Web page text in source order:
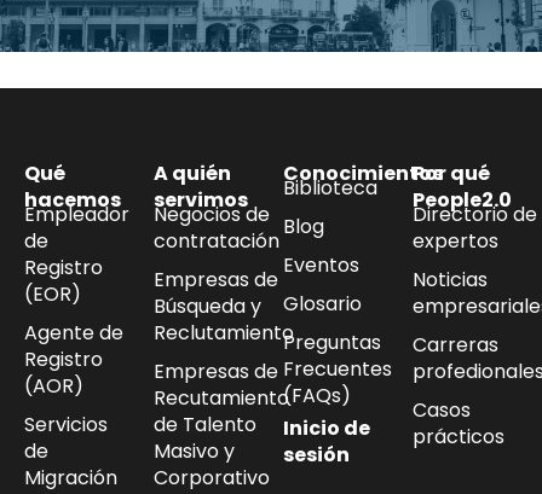
Qué
hacemos
Empleador
de
Registro
(EOR)
Agente de
Registro
(AOR)
Servicios
de
Migración
A quién
servimos
Negocios de
contratación
Empresas de
Búsqueda y
Reclutamiento
Empresas de
Recutamiento
de Talento
Masivo y
Corporativo
Conocimientos
Biblioteca
Blog
Eventos
Glosario
Preguntas
Frecuentes
(FAQs)
Inicio de
sesión
Por qué
People2.0
Directorio de
expertos
Noticias
Carreras
Casos
prácticos